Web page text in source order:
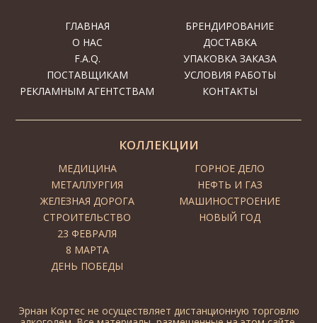
ГЛАВНАЯ
О НАС
F.A.Q.
БРЕНДИРОВАНИЕ
ДОСТАВКА
УПАКОВКА ЗАКАЗА
ПОСТАВЩИКАМ
РЕКЛАМНЫМ АГЕНТСТВАМ
УСЛОВИЯ РАБОТЫ
КОНТАКТЫ
КОЛЛЕКЦИИ
МЕДИЦИНА
МЕТАЛЛУРГИЯ
ЖЕЛЕЗНАЯ ДОРОГА
СТРОИТЕЛЬСТВО
ГОРНОЕ ДЕЛО
НЕФТЬ И ГАЗ
МАШИНОСТРОЕНИЕ
НОВЫЙ ГОД
23 ФЕВРАЛЯ
8 МАРТА
ДЕНЬ ПОБЕДЫ
Эрнан Кортес не осуществляет дистанционную торговлю